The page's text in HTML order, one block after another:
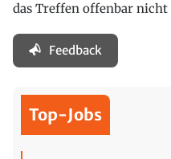
das Treffen offenbar
Feedback
Top-Jobs